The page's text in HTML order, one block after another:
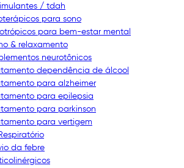
/ tdah
para sono
para bem-estar mental
& relaxamento
neurotônicos
dependência de álcool
para alzheimer
para epilepsia
para parkinson
para vertigem
da febre